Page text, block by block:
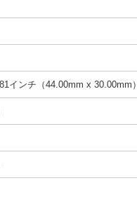
インチ（44.00mm x 30.00mm）